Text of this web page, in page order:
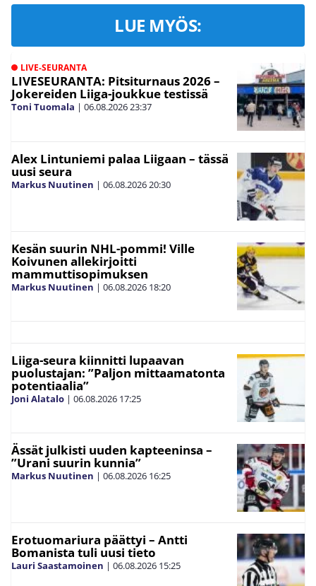
LUE MYÖS:
LIVE-SEURANTA
LIVESEURANTA: Pitsiturnaus 2026 –
Jokereiden Liiga-joukkue testissä
Toni Tuomala | 06.08.202623:37
Alex Lintuniemi palaa Liigaan – tässä
uusi seura
Markus Nuutinen | 06.08.202620:30
Kesän suurin NHL-pommi! Ville
Koivunen allekirjoitti
mammuttisopimuksen
Markus Nuutinen | 06.08.2026 18:20
Liiga-seura kiinnitti lupaavan
puolustajan: ”Paljon mittaamatonta
potentiaalia”
Joni Alatalo | 06.08.2026 17:25
Ässät julkisti uuden kapteeninsa –
”Urani suurin kunnia”
Markus Nuutinen | 06.08.2026 16:25
Erotuomariura päättyi – Antti
Bomanista tuli uusi tieto
Lauri Saastamoinen | 06.08.2026 15:25